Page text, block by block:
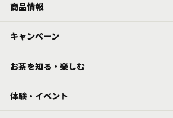
商品情報
キャンペーン
お茶を知る・楽しむ
体験・イベント